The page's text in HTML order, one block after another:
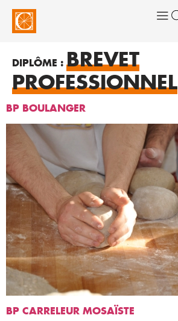
DIPLÔME : BREVET
PROFESSIONNEL
BP BOULANGER
BP CARRELEUR MOSAÏSTE